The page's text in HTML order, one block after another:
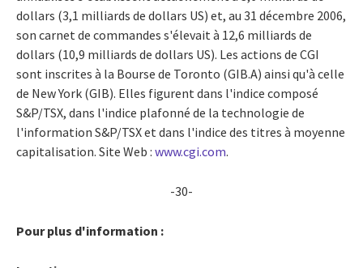
dollars (3,1 milliards de dollars US) et, au 31 décembre 2006,
son carnet de commandes s'élevait à 12,6 milliards de
dollars (10,9 milliards de dollars US). Les actions de CGI
sont inscrites à la Bourse de Toronto (GIB.A) ainsi qu'à celle
de New York (GIB). Elles figurent dans l'indice composé
S&P/TSX, dans l'indice plafonné de la technologie de
l'information S&P/TSX et dans l'indice des titres à moyenne
capitalisation. Site Web : www.cgi.com.
-30-
Pour plus d'information :